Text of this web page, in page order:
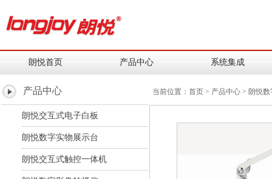
朗悦首页 产品中心 系统集成
产品中心
朗悦交互式电子白板
朗悦数字实物展示台
朗悦交互式触控一体机
当前位置： 首页 > 产品中心 > 朗悦数